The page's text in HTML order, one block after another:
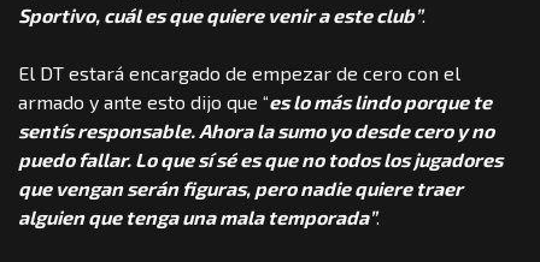
Sportivo, cuál es que quiere venir a este club”.
El DT estará encargado de empezar de cero con el
armado y ante esto dijo que “es lo más lindo porque te
sentís responsable. Ahora la sumo yo desde cero y no
puedo fallar. Lo que sí sé es que no todos los jugadores
que vengan serán figuras, pero nadie quiere traer
alguien que tenga una mala temporada”.